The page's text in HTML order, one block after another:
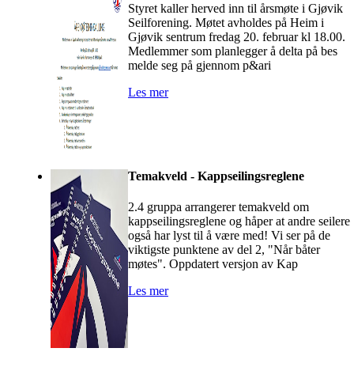
Styret kaller herved inn til årsmøte i Gjøvik
Seilforening. Møtet avholdes på Heim i
Gjøvik sentrum fredag 20. februar kl 18.00.
Medlemmer som planlegger å delta på bes
melde seg på gjennom p&ari
Les mer
Temakveld - Kappseilingsreglene
2.4 gruppa arrangerer temakveld om
kappseilingsreglene og håper at andre seilere
også har lyst til å være med! Vi ser på de
viktigste punktene av del 2, "Når båter
møtes". Oppdatert versjon av Kap
Les mer